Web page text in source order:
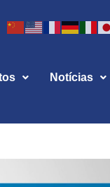
Notícias